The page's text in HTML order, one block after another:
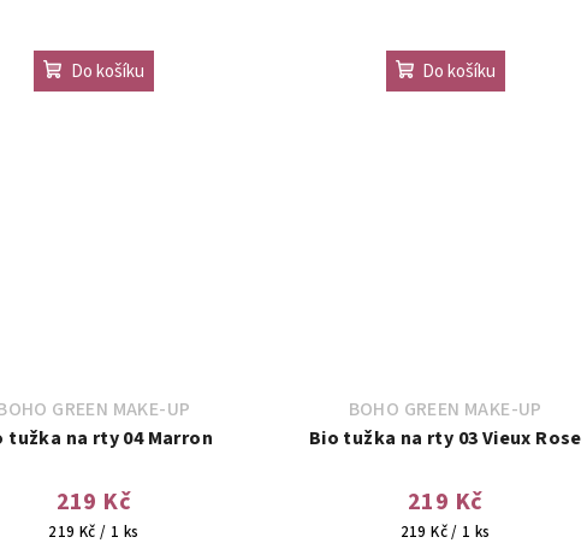
Do košíku Do košíku
GREEN MAKE-UP
tužka na rty 04 Marron
219 Kč
Měrná
219 Kč / 1 ks
BOHO GREEN MAKE-UP
Bio tužka na rty 03 Vieux Rose
219 Kč
Měrná
219 Kč / 1 ks